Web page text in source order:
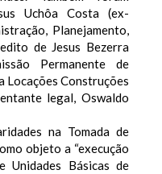
Uchôa Costa (ex-
Planejamento,
de Jesus Bezerra
Permanente de
Locações Construções
legal, Oswaldo
na Tomada de
objeto a “execução
Unidades Básicas de